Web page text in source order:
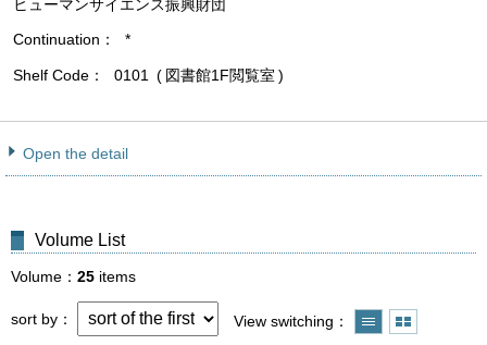
ヒューマンサイエンス振興財団
Continuation
*
Shelf Code 0101 図書館1F閲覧室
Open the detail
Volume List
Volume 25 items
sort by View switching